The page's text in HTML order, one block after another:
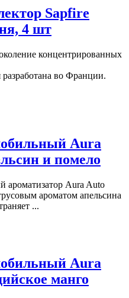
Sapfire
4 шт
концентрированных
во Франции.
Aura
и помело
ароматизатор Aura Auto
ароматом апельсина
...
Aura
манго